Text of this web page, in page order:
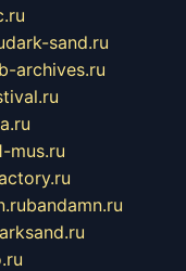
dark-sand.ru
archives.ru
mus.ru
bandamn.ru